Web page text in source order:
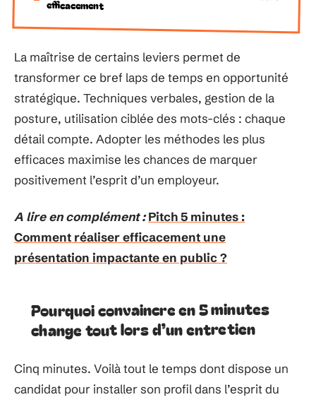
efficacement
La maîtrise de certains leviers permet de
transformer ce bref laps de temps en opportunité
stratégique. Techniques verbales, gestion de la
posture, utilisation ciblée des mots-clés : chaque
détail compte. Adopter les méthodes les plus
efficaces maximise les chances de marquer
positivement l’esprit d’un employeur.
A lire en complément : Pitch 5 minutes :
Comment réaliser efficacement une
présentation impactante en public ?
Pourquoi convaincre en 5 minutes
change tout lors d’un entretien
Cinq minutes. Voilà tout le temps dont dispose un
candidat pour installer son profil dans l’esprit du